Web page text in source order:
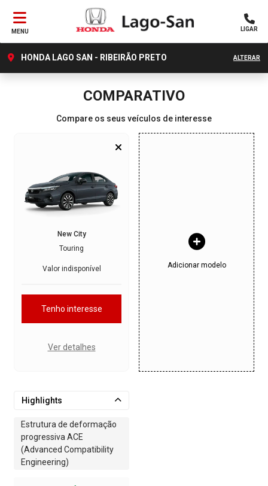
MENU LIGAR
HONDA LAGO SAN - RIBEIRÃO PRETO ALTERAR
COMPARATIVO
Compare os seus veículos de interesse
New City
Touring
Valor indisponível
Tenho interesse
Ver detalhes
Adicionar modelo
Highlights
Estrutura de deformação
progressiva ACE
(Advanced Compatibility
Engineering)